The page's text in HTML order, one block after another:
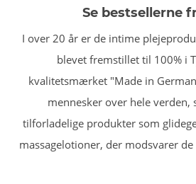
Se bestsellerne
I over 20 år er de intime
blevet fremstillet til 100% i
kvalitetsmærket "Made in
mennesker over hele verden,
tilforladelige produkter som
massagelotioner, der modsvarer